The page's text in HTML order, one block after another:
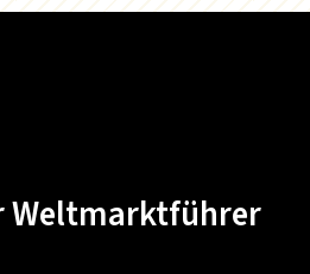
Weltmarktführer